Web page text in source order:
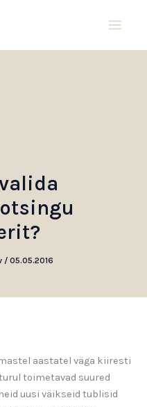
/ 05.05.2016
aastatel väga kiiresti
toimetavad suured
uusi väikseid tublisid